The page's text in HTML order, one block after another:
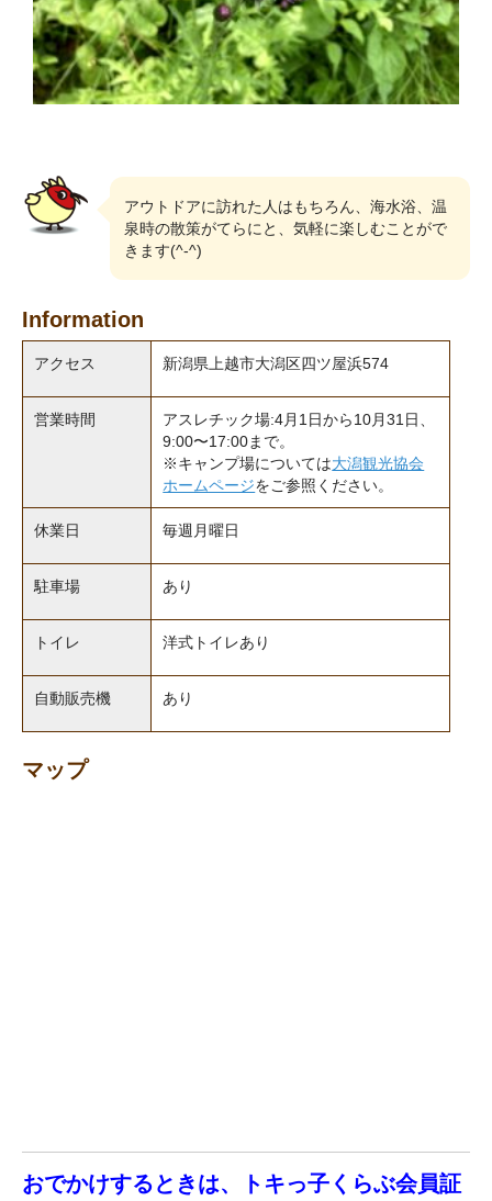
アウトドアに訪れた人はもちろん、海水浴、温
泉時の散策がてらにと、気軽に楽しむことがで
きます(^-^)
Information
アクセス 新潟県上越市大潟区四ツ屋浜574
営業時間
アスレチック場:4月1日から10月31日、
9:00〜17:00まで。
※キャンプ場については大潟観光協会
ホームページをご参照ください。
休業日 毎週月曜日
駐車場 あり
トイレ 洋式トイレあり
自動販売機 あり
マップ
おでかけするときは、トキっ子くらぶ会員証